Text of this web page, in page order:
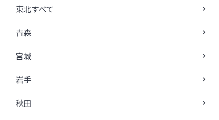
東北すべて
青森
宮城
岩手
秋田